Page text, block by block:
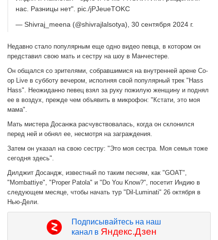
нас. Разницы нет". pic./jPJeueTOKC
— Shivraj_meena (@shivrajlalsotya), 30 сентября 2024 г.
Недавно стало популярным еще одно видео певца, в котором он
представил свою мать и сестру на шоу в Манчестере.
Он общался со зрителями, собравшимися на внутренней арене Co-
op Live в субботу вечером, исполняя свой популярный трек "Hass
Hass". Неожиданно певец взял за руку пожилую женщину и поднял
ее в воздух, прежде чем объявить в микрофон: "Кстати, это моя
мама".
Мать мистера Досанжа расчувствовалась, когда он склонился
перед ней и обнял ее, несмотря на заграждения.
Затем он указал на свою сестру: "Это моя сестра. Моя семья тоже
сегодня здесь".
Дилджит Досандж, известный по таким песням, как "GOAT",
"Mombattiye", "Proper Patola" и "Do You Know?", посетит Индию в
следующем месяце, чтобы начать тур "Dil-Luminati" 26 октября в
Нью-Дели.
Подписывайтесь на наш
канал в Яндекс.Дзен